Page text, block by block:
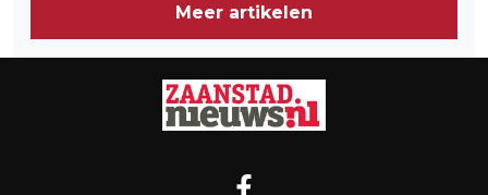
Meer artikelen